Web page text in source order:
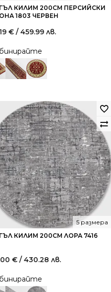
КИЛИМ 200СМ ПЕРСИЙСКИ
1803 ЧЕРВЕН
€ / 459.99 лв.
КИЛИМ 200СМ ЛОРА 7416
5 размера
€ / 430.28 лв.